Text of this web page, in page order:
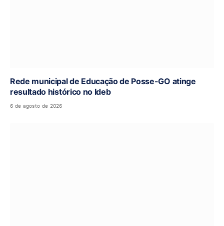
Rede municipal de Educação de Posse-GO atinge
resultado histórico no Ideb
6 de agosto de 2026